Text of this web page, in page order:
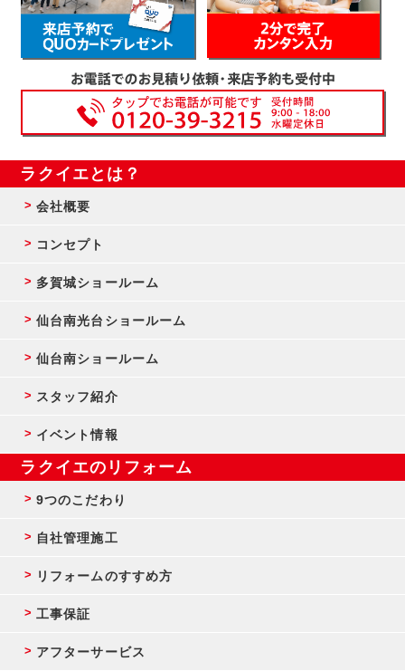
ラクイエとは？
会社概要
コンセプト
多賀城ショールーム
仙台南光台ショールーム
仙台南ショールーム
スタッフ紹介
イベント情報
ラクイエのリフォーム
9つのこだわり
自社管理施工
リフォームのすすめ方
工事保証
アフターサービス